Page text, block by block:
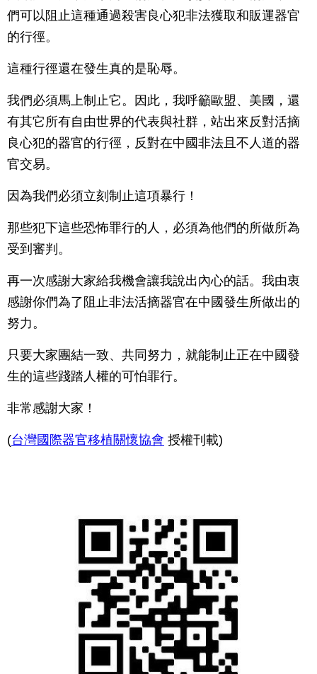
們可以阻止這種通過殺害良心犯非法獲取和販運器官
的行徑。
這種行徑還在發生真的是恥辱。
我們必須馬上制止它。因此，我呼籲歐盟、美國，還
有其它所有自由世界的代表與社群，站出來反對活摘
良心犯的器官的行徑，反對在中國非法且不人道的器
官交易。
因為我們必須立刻制止這項暴行！
那些犯下這些恐怖罪行的人，必須為他們的所做所為
受到審判。
再一次感謝大家給我機會讓我說出內心的話。我由衷
感謝你們為了阻止非法活摘器官在中國發生所做出的
努力。
只要大家團結一致、共同努力，就能制止正在中國發
生的這些踐踏人權的可怕罪行。
非常感謝大家！
(台灣國際器官移植關懷協會 授權刊載)